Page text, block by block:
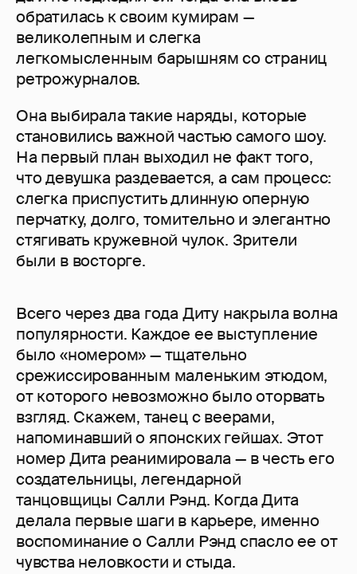
обратилась к своим кумирам —
великолепным и слегка
легкомысленным барышням со страниц
ретрожурналов.
Она выбирала такие наряды, которые
становились важной частью самого шоу.
На первый план выходил не факт того,
что девушка раздевается, а сам процесс:
слегка приспустить длинную оперную
перчатку, долго, томительно и элегантно
стягивать кружевной чулок. Зрители
были в восторге.
Всего через два года Диту накрыла волна
популярности. Каждое ее выступление
было «номером» — тщательно
срежиссированным маленьким этюдом,
от которого невозможно было оторвать
взгляд. Скажем, танец с веерами,
напоминавший о японских гейшах. Этот
номер Дита реанимировала — в честь его
создательницы, легендарной
танцовщицы Салли Рэнд. Когда Дита
делала первые шаги в карьере, именно
воспоминание о Салли Рэнд спасло ее от
чувства неловкости и стыда.